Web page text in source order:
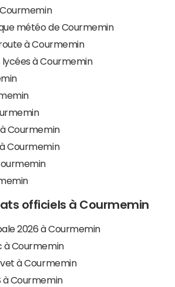
météo de Courmemin
à Courmemin
à Courmemin
Courmemin
Courmemin
officiels à Courmemin
2026 à Courmemin
à Courmemin
à Courmemin
à Courmemin